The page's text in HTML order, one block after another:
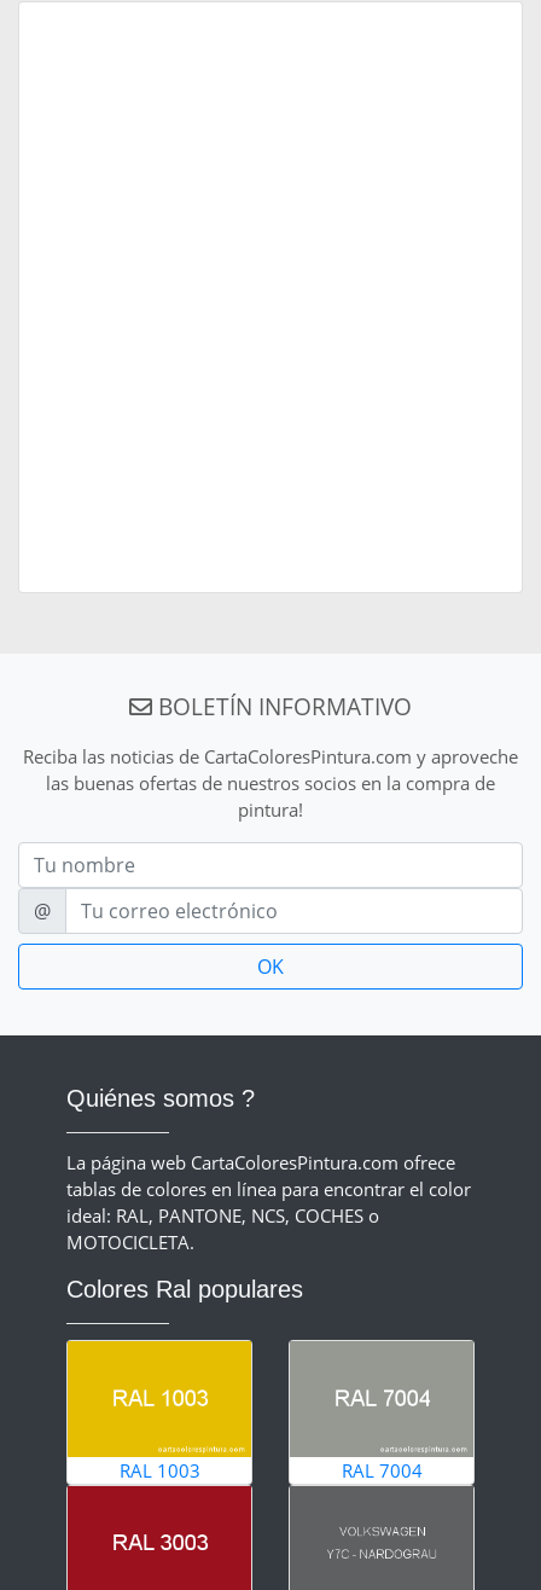
BOLETÍN INFORMATIVO
Reciba las noticias de CartaColoresPintura.com y aproveche
las buenas ofertas de nuestros socios en la compra de
pintura!
Nom
E-mail
@
Quiénes somos ?
La página web CartaColoresPintura.com ofrece
tablas de colores en línea para encontrar el color
ideal: RAL, PANTONE, NCS, COCHES o
MOTOCICLETA.
Colores Ral populares
RAL 1003 RAL 7004